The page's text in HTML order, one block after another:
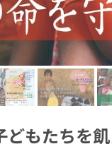
Social Good
どもたちを